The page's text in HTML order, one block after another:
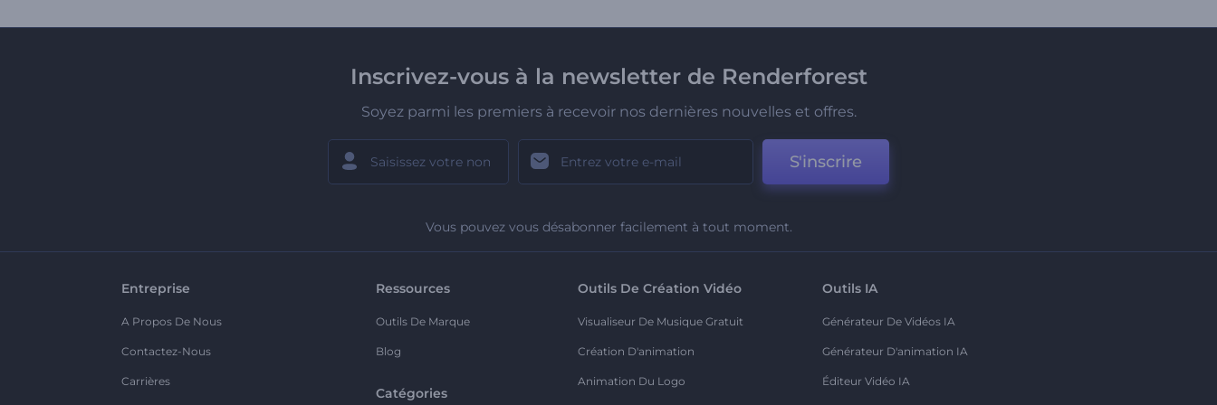
Inscrivez-vous à la newsletter de Renderforest
Soyez parmi les premiers à recevoir nos dernières nouvelles et offres.
S'inscrire
Vous pouvez vous désabonner facilement à tout moment.
Entreprise
A Propos De Nous
Contactez-Nous
Carrières
Ressources
Outils De Marque
Blog
Catégories
Outils De Création Vidéo
Visualiseur De Musique Gratuit
Création D'animation
Animation Du Logo
Outils IA
Générateur De Vidéos IA
Générateur D'animation IA
Éditeur Vidéo IA